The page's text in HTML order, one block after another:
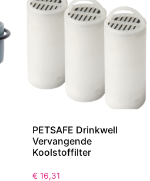
PETSAFE Drinkwell
Vervangende
Koolstoffilter
€ 16,31